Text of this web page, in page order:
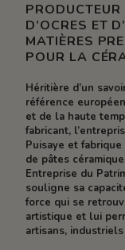
D’OCRES ET
MATIÈRES
POUR LA
Héritière d’un
référence
et de la haute
fabricant,
Puisaye et
de pâtes
Entreprise du
souligne sa
force qui se
artistique et lui
artisans,